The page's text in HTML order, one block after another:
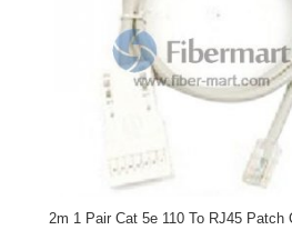
2m 1 Pair Cat 5e 110 To RJ45 Patch